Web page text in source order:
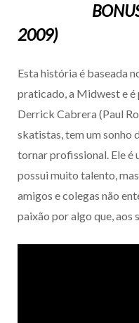
BONUS:
2009)
Esta história é baseada
praticado, a Midwest e é
Derrick Cabrera (Paul
skatistas, tem um sonho
tornar profissional. Ele é
possui muito talento,
amigos e colegas não
paixão por algo que, aos